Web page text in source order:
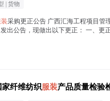
| 货物
采购更正公告 广西汇海工程项目管
出公告，现做出以下更正： 一、
纤维纺织服装产品质量检验